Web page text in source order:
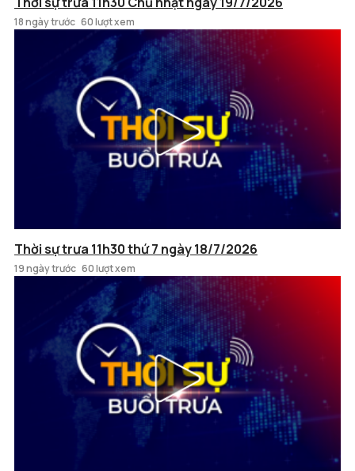
18 ngày trước 60 lượt xem
Thời sự trưa 11h30 thứ 7 ngày 18/7/2026
19 ngày trước 60 lượt xem